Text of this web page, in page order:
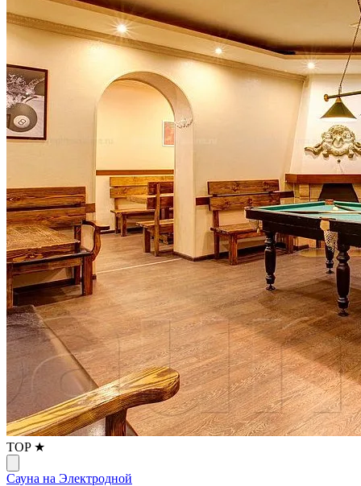
TOP ★
Сауна на Электродной